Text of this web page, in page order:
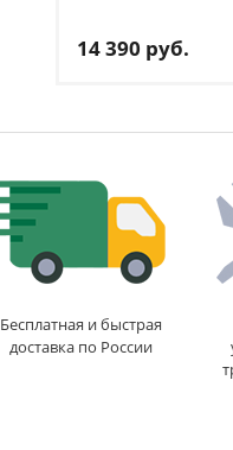
14 390 руб.
1-2 дня
Бесплатная и быстрая
доставка по России